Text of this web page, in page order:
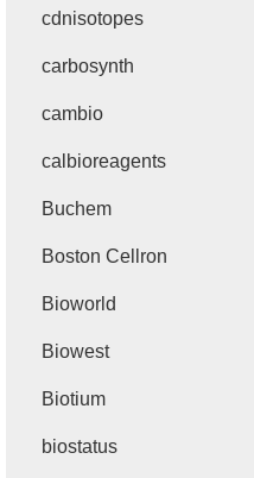
cdnisotopes
carbosynth
cambio
calbioreagents
Buchem
Boston Cellron
Bioworld
Biowest
Biotium
biostatus